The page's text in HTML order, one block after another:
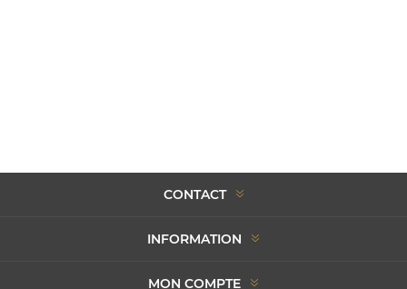
CONTACT
INFORMATION
MON COMPTE